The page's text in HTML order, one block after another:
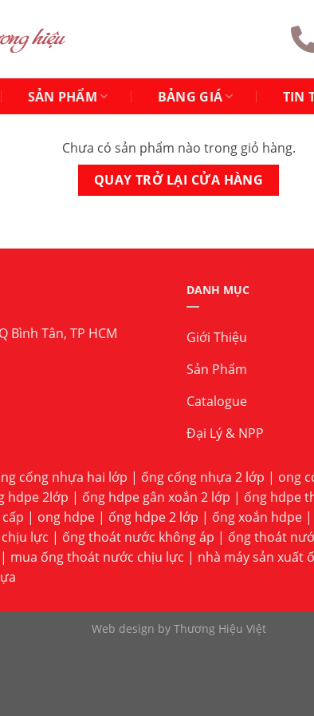
SẢN PHẨM BẢNG GIÁ TIN
Chưa có sản phẩm nào trong giỏ hàng.
QUAY TRỞ LẠI CỬA HÀNG
Bình Tân, TP HCM
DANH MỤC
Giới Thiệu
Sản Phẩm
Catalogue
Đại Lý & NPP
cống nhựa hai lớp | ống cống nhựa 2 lớp | ong
hdpe 2lớp | ống hdpe gân xoắn 2 lớp | ống hdpe
| ong hdpe | ống hdpe 2 lớp | ống xoắn hdpe |
lực | ống thoát nước không áp | ống thoát
| mua ống thoát nước chịu lực | nhà máy sản xuất
Web design by Thương Hiệu Việt